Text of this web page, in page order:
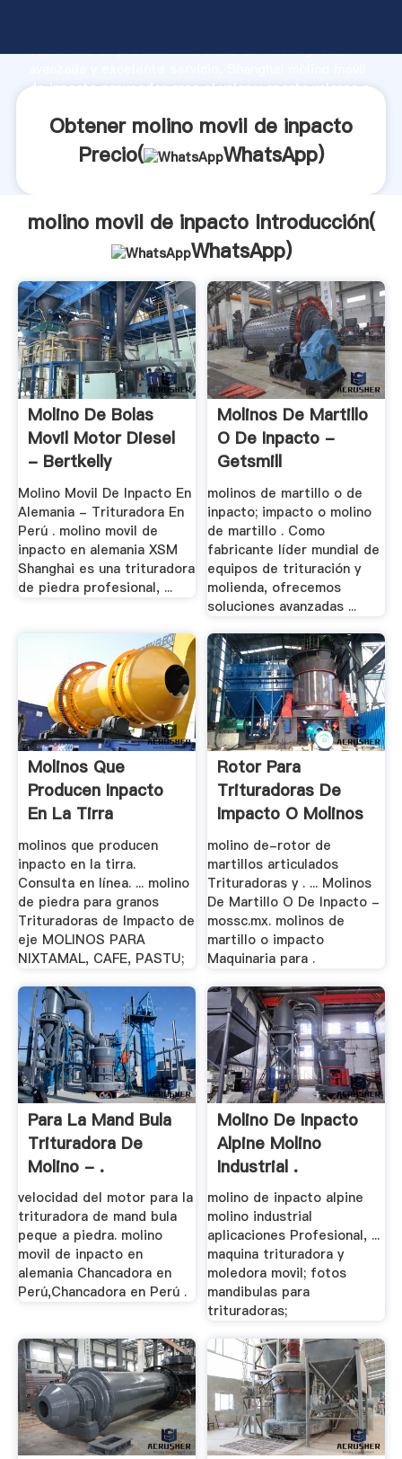
capacidad de producción, fuerza de investigación
de inpacto proveedor crea el valor y aporta valores a
Obtener molino movil de inpacto
Precio(
WhatsApp)
molino movil de inpacto Introducción(
WhatsApp)
Molino De Bolas
Movil Motor Diesel
- Bertkelly
Molino Movil De Inpacto En
Alemania - Trituradora En
Perú . molino movil de
inpacto en alemania XSM
Shanghai es una trituradora
de piedra profesional, ...
Molinos De Martillo
O De Inpacto -
Getsmill
molinos de martillo o de
inpacto; impacto o molino
de martillo . Como
fabricante líder mundial de
equipos de trituración y
molienda, ofrecemos
soluciones avanzadas ...
Molinos Que
Producen Inpacto
En La Tirra
molinos que producen
inpacto en la tirra.
Consulta en línea. ... molino
de piedra para granos
Trituradoras de Impacto de
eje MOLINOS PARA
NIXTAMAL, CAFE, PASTU;
Rotor Para
Trituradoras De
Impacto O Molinos
De .
molino de-rotor de
martillos articulados
Trituradoras y . ... Molinos
De Martillo O De Inpacto -
mossc.mx. molinos de
martillo o impacto
Maquinaria para .
Para La Mand Bula
Trituradora De
Molino - .
velocidad del motor para la
trituradora de mand bula
peque a piedra. molino
movil de inpacto en
alemania Chancadora en
Perú,Chancadora en Perú .
Molino De Inpacto
Alpine Molino
Industrial .
molino de inpacto alpine
molino industrial
aplicaciones Profesional, ...
maquina trituradora y
moledora movil; fotos
mandibulas para
trituradoras;